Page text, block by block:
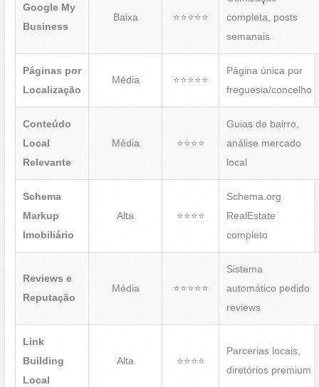
Google My
Business
Baixa ⭐⭐⭐⭐⭐
completa, posts
semanais
Páginas por
Localização
Média ⭐⭐⭐⭐⭐
Página única por
freguesia/concelho
Conteúdo
Local
Relevante
Média ⭐⭐⭐⭐
Guias de bairro,
análise mercado
local
Schema
Markup
Imobiliário
Alta ⭐⭐⭐⭐
Schema.org
RealEstate
completo
Reviews e
Reputação
Média ⭐⭐⭐⭐⭐
Sistema
automático pedido
reviews
Link
Building
Local
Alta ⭐⭐⭐⭐
Parcerias locais,
diretórios premium